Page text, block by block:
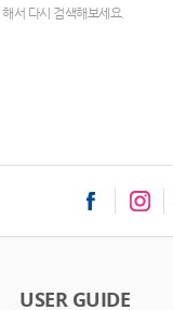
서 다시 검색해보세요.
USER GUIDE